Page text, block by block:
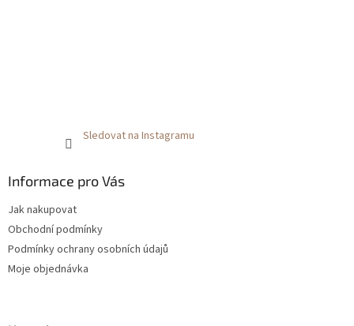
Sledovat na Instagramu
Informace pro Vás
Jak nakupovat
Obchodní podmínky
Podmínky ochrany osobních údajů
Moje objednávka